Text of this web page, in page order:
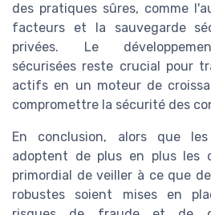
des pratiques sûres, comme
facteurs et la sauvegarde
privées. Le
sécurisées reste crucial pour
actifs en un moteur de
compromettre la sécurité des
En conclusion, alors que
adoptent de plus en plus les
primordial de veiller à ce que
robustes soient mises en